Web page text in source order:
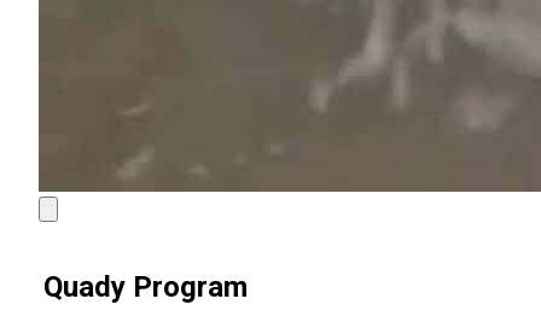
Quady Program